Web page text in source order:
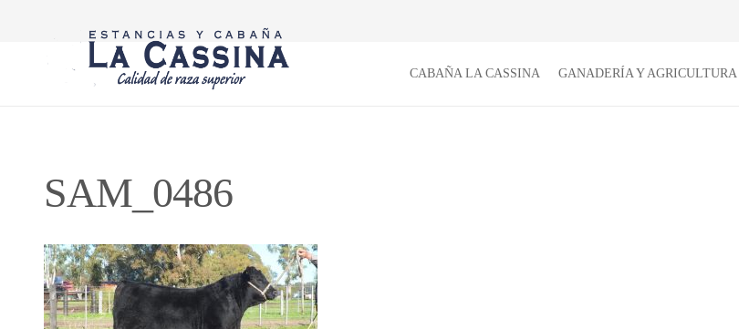
CABAÑA LA CASSINA GANADERÍA Y AGRICULTURA
SAM_0486